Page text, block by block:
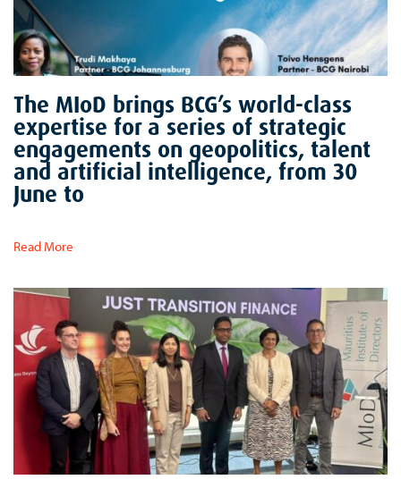
The MIoD brings BCG’s world-class
expertise for a series of strategic
engagements on geopolitics, talent
and artificial intelligence, from 30
June to
Read More